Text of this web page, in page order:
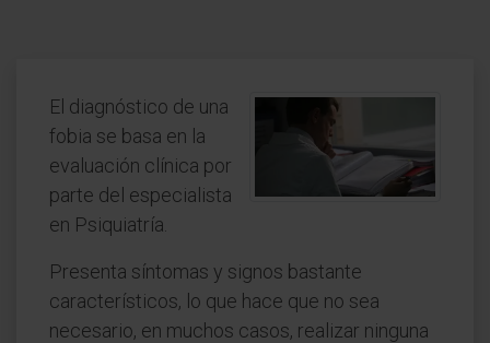
El diagnóstico de una
fobia se basa en la
evaluación clínica por
parte del especialista
en Psiquiatría.
Presenta síntomas y signos bastante
característicos, lo que hace que no sea
necesario, en muchos casos, realizar ninguna